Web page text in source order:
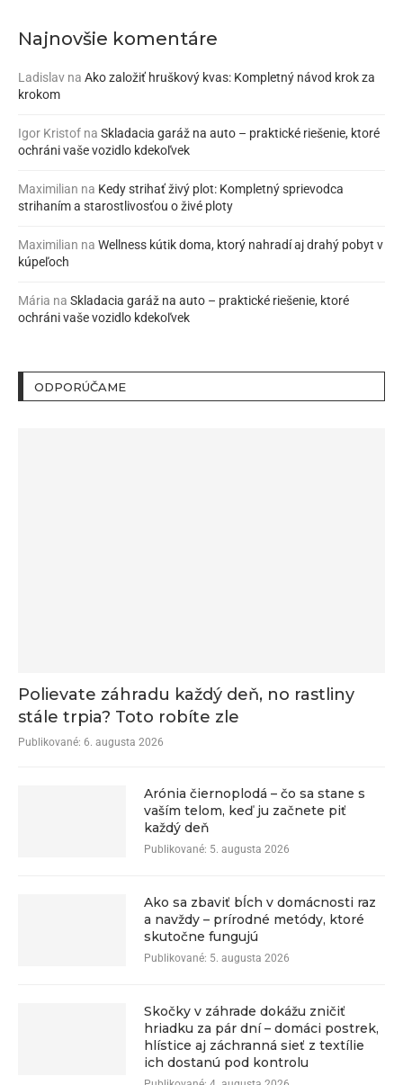
Najnovšie komentáre
Ladislav na Ako založiť hruškový kvas: Kompletný návod krok za
krokom
Igor Kristof na Skladacia garáž na auto – praktické riešenie, ktoré
ochráni vaše vozidlo kdekoľvek
Maximilian na Kedy strihať živý plot: Kompletný sprievodca
strihaním a starostlivosťou o živé ploty
Maximilian na Wellness kútik doma, ktorý nahradí aj drahý pobyt v
kúpeľoch
Mária na Skladacia garáž na auto – praktické riešenie, ktoré
ochráni vaše vozidlo kdekoľvek
ODPORÚČAME
Polievate záhradu každý deň, no rastliny
stále trpia? Toto robíte zle
Publikované: 6. augusta 2026
Arónia čiernoplodá – čo sa stane s
vaším telom, keď ju začnete piť
každý deň
Publikované: 5. augusta 2026
Ako sa zbaviť bĺch v domácnosti raz
a navždy – prírodné metódy, ktoré
skutočne fungujú
Publikované: 5. augusta 2026
Skočky v záhrade dokážu zničiť
hriadku za pár dní – domáci postrek,
hlístice aj záchranná sieť z textílie
ich dostanú pod kontrolu